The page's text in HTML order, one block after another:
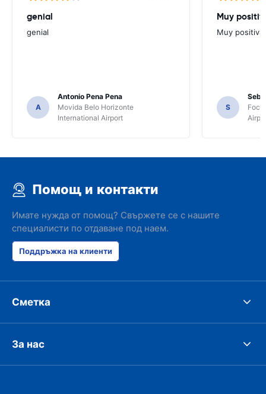
genial
genial
A
Antonio Pena Pena
Movida Belo Horizonte
International Airport
Muy
Muy positiva
S
Foco
Помощ и контакти
Имате нужда от помощ? Свържете се с нашите
специалисти по отдаване под наем.
Поддръжка на клиенти
Сметка
За нас